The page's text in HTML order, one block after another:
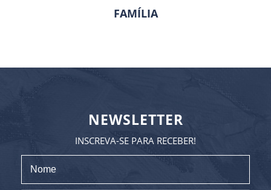
FAMÍLIA
NEWSLETTER
INSCREVA-SE PARA RECEBER!